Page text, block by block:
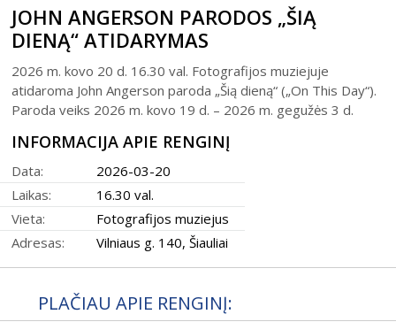
JOHN ANGERSON PARODOS „ŠIĄ
DIENĄ“ ATIDARYMAS
2026 m. kovo 20 d. 16.30 val. Fotografijos muziejuje
atidaroma John Angerson paroda „Šią dieną“ („On This Day“).
Paroda veiks 2026 m. kovo 19 d. – 2026 m. gegužės 3 d.
INFORMACIJA APIE RENGINĮ
Data:
2026-03-20
Laikas:
16.30 val.
Vieta:
Fotografijos muziejus
Adresas:
Vilniaus g. 140, Šiauliai
PLAČIAU APIE RENGINĮ: